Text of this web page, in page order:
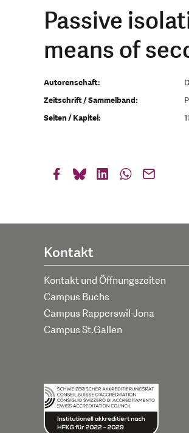
Passive
means of
Autorenschaft:
Zeitschrift / Sammelband:
Seiten / Kapitel:
Kontakt
Kontakt und Öffnungszeiten
Campus Buchs
Campus Rapperswil-Jona
Campus St.Gallen